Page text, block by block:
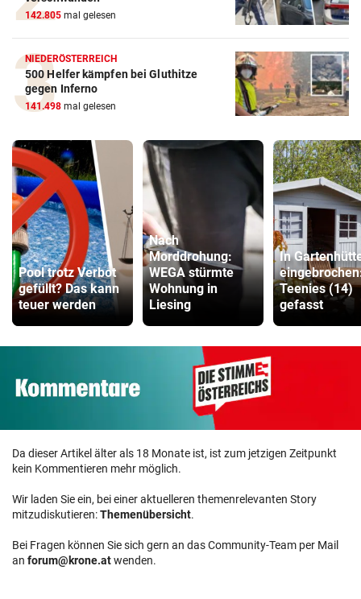
142.805 mal gelesen
NIEDERÖSTERREICH
500 Helfer kämpfen bei Gluthitze
gegen Inferno
141.498 mal gelesen
Pool trotz Verbot
gefüllt? Das kann
teuer werden
Nach
Morddrohung:
WEGA stürmte
Wohnung in
Liesing
In
Teenies (14)
gefasst
Da dieser Artikel älter als 18 Monate ist, ist zum jetzigen Zeitpunkt
kein Kommentieren mehr möglich.
Wir laden Sie ein, bei einer aktuelleren themenrelevanten Story
mitzudiskutieren:Themenübersicht.
Bei Fragen können Sie sich gern an das Community-Team per Mail
an forum@krone.atwenden.